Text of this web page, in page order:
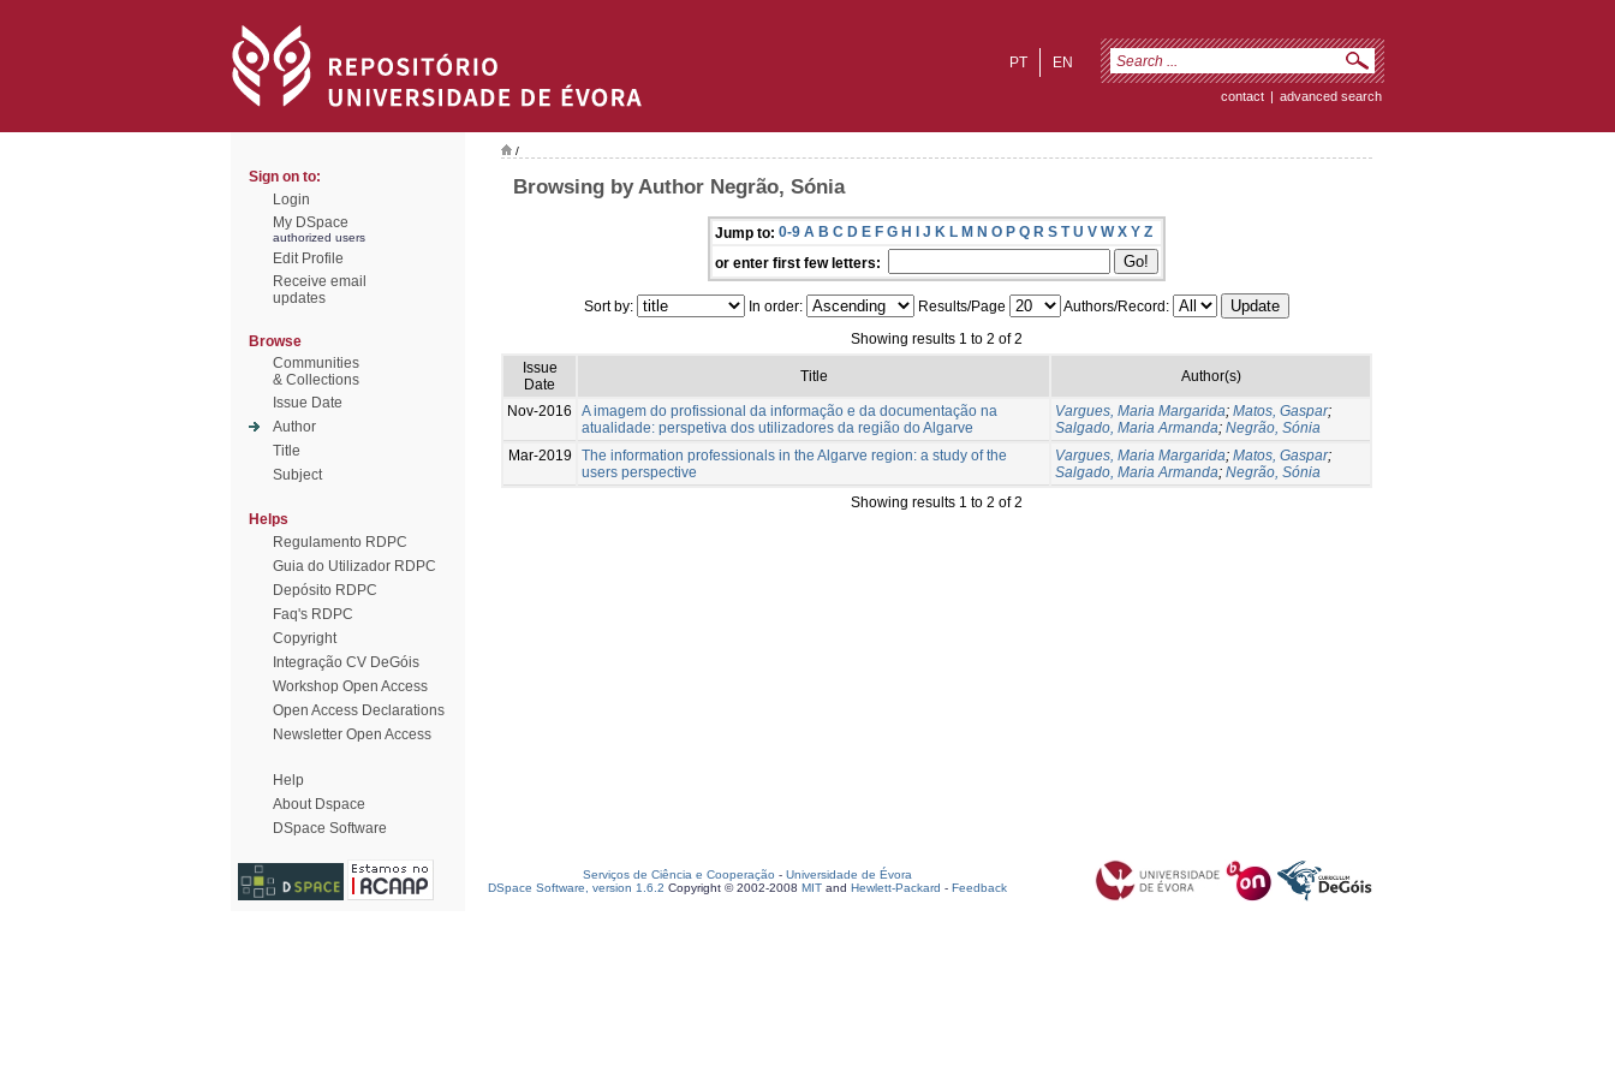
EN
PT
contact | advanced search
Sign on to:
Login
My DSpace
authorized users
Edit Profile
Receive email
updates
Browse
Communities
& Collections
Issue Date
Author
Title
Subject
Helps
Regulamento RDPC
Guia do Utilizador RDPC
Depósito RDPC
Faq's RDPC
Copyright
Integração CV DeGóis
Workshop Open Access
Open Access Declarations
Newsletter Open Access
Help
About Dspace
DSpace Software
/
Browsing by Author Negrão, Sónia
Jump to: 0-9 A B C D E F G H I J K L M N O P Q R S T U V W X Y Z
or enter first few letters:
Sort by: In order: Results/Page
Authors/Record:
Showing results 1 to 2 of 2
Issue
Date
Title Author(s)
Nov-2016
A imagem do profissional da informação e da documentação na
atualidade: perspetiva dos utilizadores da região do Algarve
Vargues, Maria Margarida; Matos, Gaspar;
Salgado, Maria Armanda; Negrão, Sónia
Mar-2019
The information professionals in the Algarve region: a study of the
users perspective
Vargues, Maria Margarida; Matos, Gaspar;
Salgado, Maria Armanda; Negrão, Sónia
Showing results 1 to 2 of 2
Serviços de Ciência e Cooperação - Universidade de Évora
DSpace Software, version 1.6.2 Copyright © 2002-2008 MIT and Hewlett-Packard - Feedback